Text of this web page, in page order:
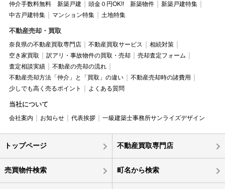
仲介手数料無料 新築戸建 頭金０円OK!! 新築物件
新築戸建特集
中古戸建特集
マンション特集 土地特集
不動産売却・買取
奈良県の不動産買取専門店 不動産買取サービス
相続対策
空き家買取
訳アリ・事故物件の買取・売却
売却査定フォーム
査定相談実績
不動産の売却の流れ
不動産売却方法「仲介」と「買取」の違い
不動産売却時の諸費用
少しでも高く売るポイント
よくある質問
当社について
会社案内 お知らせ 代表挨拶 一級建築士事務所サンライズデザイン
トップページ 不動産買取専門店
売買物件検索 町名から検索